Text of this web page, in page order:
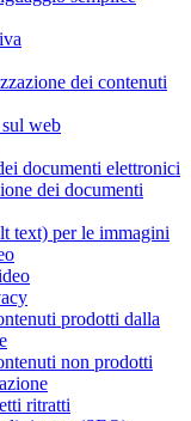
dei contenuti
web
documenti elettronici
dei documenti
text) per le immagini
prodotti dalla
non prodotti
ritratti